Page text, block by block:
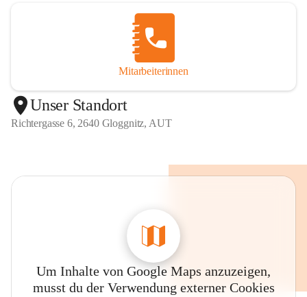
Mitarbeiterinnen
+1
Unser Standort
Richtergasse 6, 2640 Gloggnitz, AUT
Um Inhalte von Google Maps anzuzeigen,
musst du der Verwendung externer Cookies